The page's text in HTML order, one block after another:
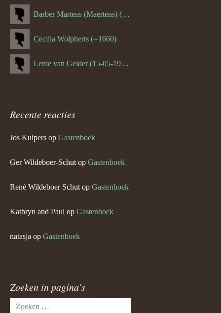
Barber Martens (Maertens) (--1658)
Cecilia Wolpherts (--1660)
Lenie van Gelder (15-05-1970)
Recente reacties
Jos Kuipers op Gastenboek
Ger Wildeboer-Schut op Gastenboek
René Wildeboer Schut op Gastenboek
Kathryn and Paul op Gastenboek
natasja op Gastenboek
Zoeken in pagina’s
Zoeken